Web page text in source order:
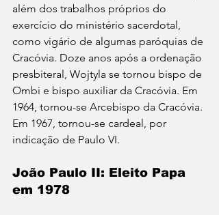
além dos trabalhos próprios do
exercício do ministério sacerdotal,
como vigário de algumas paróquias de
Cracóvia. Doze anos após a ordenação
presbiteral, Wojtyla se tornou bispo de
Ombi e bispo auxiliar da Cracóvia. Em
1964, tornou-se Arcebispo da Cracóvia.
Em 1967, tornou-se cardeal, por
indicação de Paulo VI.
João Paulo II: Eleito Papa
em 1978